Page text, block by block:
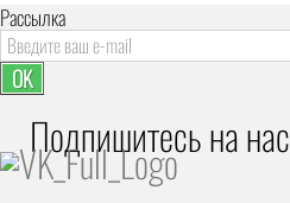
Рассылка
OK
Подпишитесь на наc